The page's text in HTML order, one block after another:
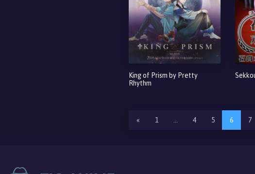
King of Prism by Pretty
Rhythm
« 1 4 5 6 7